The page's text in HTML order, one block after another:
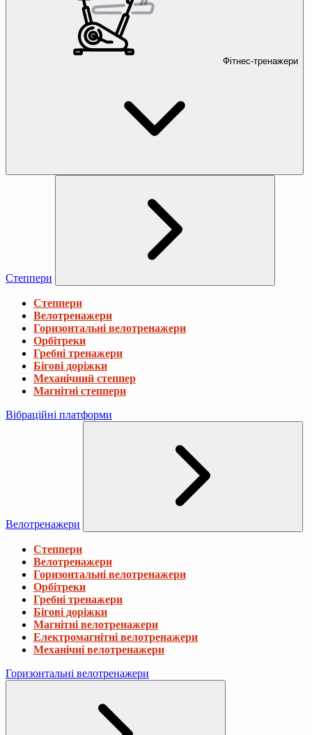
Фітнес-тренажери
Степпери
Степпери
Велотренажери
Горизонтальні велотренажери
Орбітреки
Гребні тренажери
Бігові доріжки
Механічний степпер
Магнітні степпери
Вібраційні платформи
Велотренажери
Степпери
Велотренажери
Горизонтальні велотренажери
Орбітреки
Гребні тренажери
Бігові доріжки
Магнітні велотренажери
Електромагнітні велотренажери
Механічні велотренажери
Горизонтальні велотренажери